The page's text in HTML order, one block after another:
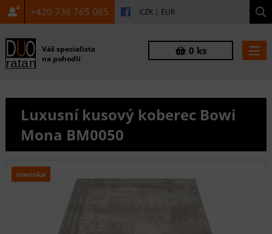
+420 736 765 065 CZK | EUR
Váš specialista
na pohodlí
0 ks
Luxusní kusový koberec Bowi
Mona BM0050
novinka